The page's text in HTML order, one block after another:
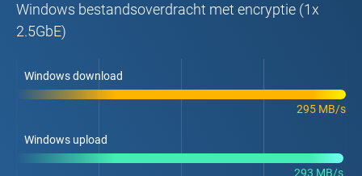
Windows bestandsoverdracht met encryptie (1x
2.5GbE)
Windows download
295 MB/s
Windows upload
293 MB/s